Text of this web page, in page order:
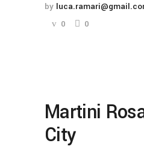
by
0
0
Martini
City